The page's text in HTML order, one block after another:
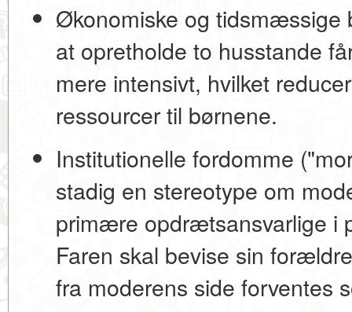
Økonomiske og tidsmæssige
at opretholde to husstande
mere intensivt, hvilket
ressourcer til børnene.
Institutionelle fordomme
stadig en stereotype om
primære opdrætsansvarlige i
Faren skal bevise sin
fra moderens side forventes